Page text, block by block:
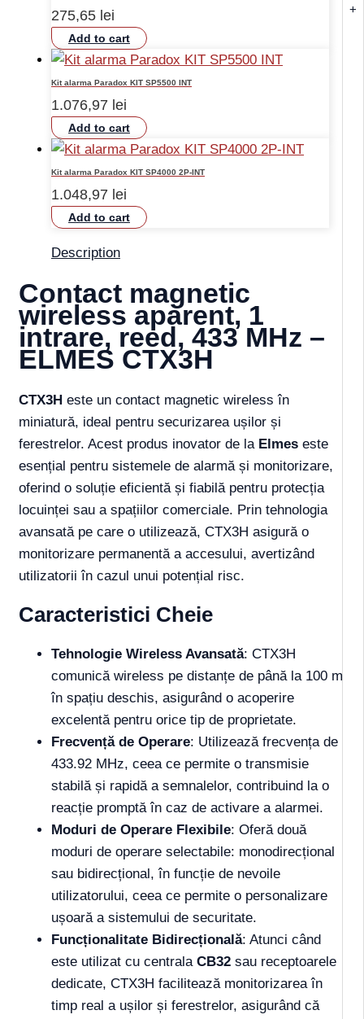
+
275,65 lei
Add to cart
Kit alarma Paradox KIT SP5500 INT
1.076,97 lei
Add to cart
Kit alarma Paradox KIT SP4000 2P-INT
1.048,97 lei
Add to cart
Description
Contact magnetic
wireless aparent, 1
intrare, reed, 433 MHz –
ELMES CTX3H
CTX3H este un contact magnetic wireless în
miniatură, ideal pentru securizarea ușilor și
ferestrelor. Acest produs inovator de la Elmes este
esențial pentru sistemele de alarmă și monitorizare,
oferind o soluție eficientă și fiabilă pentru protecția
locuinței sau a spațiilor comerciale. Prin tehnologia
avansată pe care o utilizează, CTX3H asigură o
monitorizare permanentă a accesului, avertizând
utilizatorii în cazul unui potențial risc.
Caracteristici Cheie
Tehnologie Wireless Avansată: CTX3H
comunică wireless pe distanțe de până la 100 m
în spațiu deschis, asigurând o acoperire
excelentă pentru orice tip de proprietate.
Frecvență de Operare: Utilizează frecvența de
433.92 MHz, ceea ce permite o transmisie
stabilă și rapidă a semnalelor, contribuind la o
reacție promptă în caz de activare a alarmei.
Moduri de Operare Flexibile: Oferă două
moduri de operare selectabile: monodirecțional
sau bidirecțional, în funcție de nevoile
utilizatorului, ceea ce permite o personalizare
ușoară a sistemului de securitate.
Funcționalitate Bidirecțională: Atunci când
este utilizat cu centrala CB32 sau receptoarele
dedicate, CTX3H facilitează monitorizarea în
timp real a ușilor și ferestrelor, asigurând că